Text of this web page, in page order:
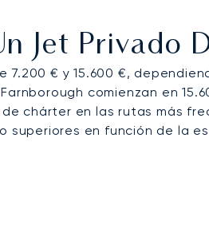
Jet Privado
€ y 15.600 €,
comienzan en
de chárter en las rutas más
o superiores en función de la